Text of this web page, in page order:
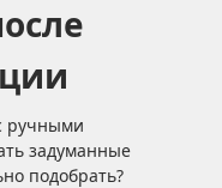
ручными
задуманные
подобрать?